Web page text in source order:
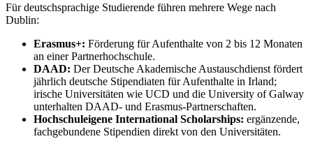
Für deutschsprachige Studierende führen mehrere Wege nach
Dublin:
Erasmus+: Förderung für Aufenthalte von 2 bis 12 Monaten
an einer Partnerhochschule.
DAAD: Der Deutsche Akademische Austauschdienst fördert
jährlich deutsche Stipendiaten für Aufenthalte in Irland;
irische Universitäten wie UCD und die University of Galway
unterhalten DAAD- und Erasmus-Partnerschaften.
Hochschuleigene International Scholarships: ergänzende,
fachgebundene Stipendien direkt von den Universitäten.